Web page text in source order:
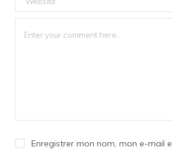
Enregistrer mon nom, mon e-mail